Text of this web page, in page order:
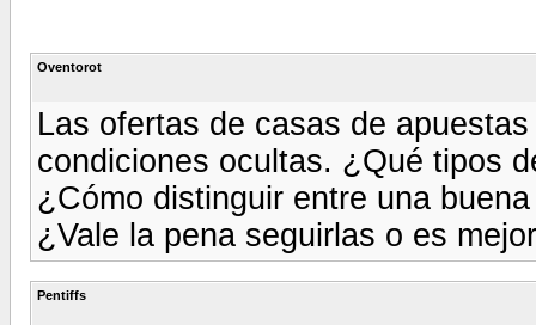
Oventorot
Las ofertas de casas de
condiciones ocultas. ¿Qué tipos
¿Cómo distinguir entre una
¿Vale la pena seguirlas o es
Pentiffs